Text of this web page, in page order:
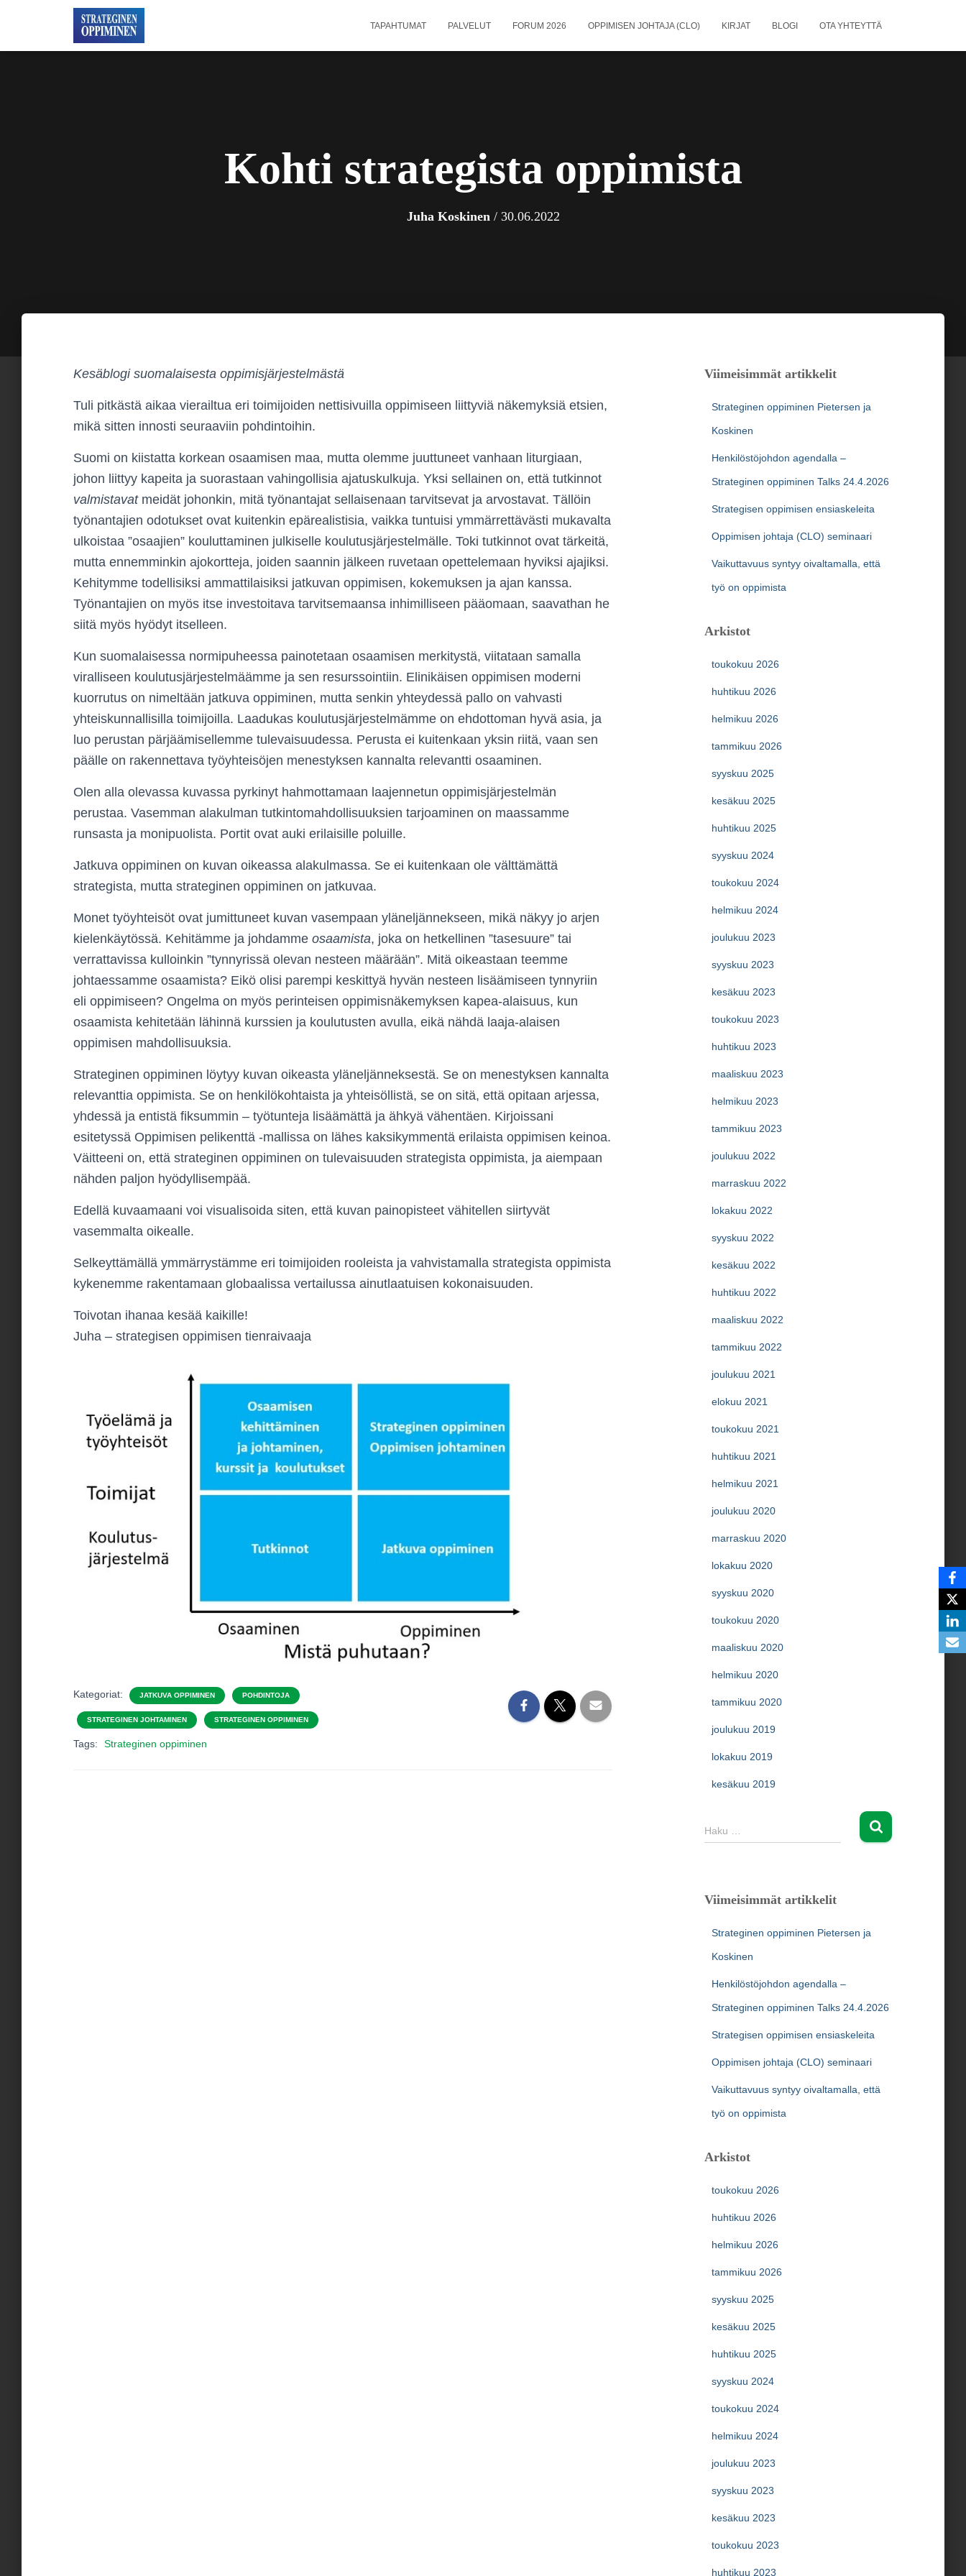
TAPAHTUMAT PALVELUT FORUM 2026 OPPIMISEN JOHTAJA (CLO) KIRJAT BLOGI OTA YHTEYTTÄ
Kohti strategista oppimista
Juha Koskinen/ 30.06.2022
Kesäblogi suomalaisesta oppimisjärjestelmästä
Tuli pitkästä aikaa vierailtua eri toimijoiden nettisivuilla oppimiseen liittyviä näkemyksiä etsien,
mikä sitten innosti seuraaviin pohdintoihin.
Suomi on kiistatta korkean osaamisen maa, mutta olemme juuttuneet vanhaan liturgiaan,
johon liittyy kapeita ja suorastaan vahingollisia ajatuskulkuja. Yksi sellainen on, että tutkinnot
valmistavatmeidät johonkin, mitä työnantajat sellaisenaan tarvitsevat ja arvostavat. Tällöin
työnantajien odotukset ovat kuitenkin epärealistisia, vaikka tuntuisi ymmärrettävästi mukavalta
ulkoistaa ”osaajien” kouluttaminen julkiselle koulutusjärjestelmälle. Toki tutkinnot ovat tärkeitä,
mutta ennemminkin ajokortteja, joiden saannin jälkeen ruvetaan opettelemaan hyviksi ajajiksi.
Kehitymme todellisiksi ammattilaisiksi jatkuvan oppimisen, kokemuksen ja ajan kanssa.
Työnantajien on myös itse investoitava tarvitsemaansa inhimilliseen pääomaan, saavathan he
siitä myös hyödyt itselleen.
Kun suomalaisessa normipuheessa painotetaan osaamisen merkitystä, viitataan samalla
viralliseen koulutusjärjestelmäämme ja sen resurssointiin. Elinikäisen oppimisen moderni
kuorrutus on nimeltään jatkuva oppiminen, mutta senkin yhteydessä pallo on vahvasti
yhteiskunnallisilla toimijoilla. Laadukas koulutusjärjestelmämme on ehdottoman hyvä asia, ja
luo perustan pärjäämisellemme tulevaisuudessa. Perusta ei kuitenkaan yksin riitä, vaan sen
päälle on rakennettava työyhteisöjen menestyksen kannalta relevantti osaaminen.
Olen alla olevassa kuvassa pyrkinyt hahmottamaan laajennetun oppimisjärjestelmän
perustaa. Vasemman alakulman tutkintomahdollisuuksien tarjoaminen on maassamme
runsasta ja monipuolista. Portit ovat auki erilaisille poluille.
Jatkuva oppiminen on kuvan oikeassa alakulmassa. Se ei kuitenkaan ole välttämättä
strategista, mutta strateginen oppiminen on jatkuvaa.
Monet työyhteisöt ovat jumittuneet kuvan vasempaan yläneljännekseen, mikä näkyy jo arjen
kielenkäytössä. Kehitämme ja johdamme osaamista, joka on hetkellinen ”tasesuure” tai
verrattavissa kulloinkin ”tynnyrissä olevan nesteen määrään”. Mitä oikeastaan teemme
johtaessamme osaamista? Eikö olisi parempi keskittyä hyvän nesteen lisäämiseen tynnyriin
eli oppimiseen? Ongelma on myös perinteisen oppimisnäkemyksen kapea-alaisuus, kun
osaamista kehitetään lähinnä kurssien ja koulutusten avulla, eikä nähdä laaja-alaisen
oppimisen mahdollisuuksia.
Strateginen oppiminen löytyy kuvan oikeasta yläneljänneksestä. Se on menestyksen kannalta
relevanttia oppimista. Se on henkilökohtaista ja yhteisöllistä, se on sitä, että opitaan arjessa,
yhdessä ja entistä fiksummin – työtunteja lisäämättä ja ähkyä vähentäen. Kirjoissani
esitetyssä Oppimisen pelikenttä -mallissa on lähes kaksikymmentä erilaista oppimisen keinoa.
Väitteeni on, että strateginen oppiminen on tulevaisuuden strategista oppimista, ja aiempaan
nähden paljon hyödyllisempää.
Edellä kuvaamaani voi visualisoida siten, että kuvan painopisteet vähitellen siirtyvät
vasemmalta oikealle.
Selkeyttämällä ymmärrystämme eri toimijoiden rooleista ja vahvistamalla strategista oppimista
kykenemme rakentamaan globaalissa vertailussa ainutlaatuisen kokonaisuuden.
Toivotan ihanaa kesää kaikille!
Juha – strategisen oppimisen tienraivaaja
Kategoriat: JATKUVA OPPIMINEN POHDINTOJA
STRATEGINEN JOHTAMINEN STRATEGINEN OPPIMINEN
Tags: Strateginen oppiminen
Viimeisimmät artikkelit
Strateginen oppiminen Pietersen ja
Koskinen
Henkilöstöjohdon agendalla –
Strateginen oppiminen Talks 24.4.2026
Strategisen oppimisen ensiaskeleita
Oppimisen johtaja (CLO) seminaari
Vaikuttavuus syntyy oivaltamalla, että
työ on oppimista
Arkistot
toukokuu 2026
huhtikuu 2026
helmikuu 2026
tammikuu 2026
syyskuu 2025
kesäkuu 2025
huhtikuu 2025
syyskuu 2024
toukokuu 2024
helmikuu 2024
joulukuu 2023
syyskuu 2023
kesäkuu 2023
toukokuu 2023
huhtikuu 2023
maaliskuu 2023
helmikuu 2023
tammikuu 2023
joulukuu 2022
marraskuu 2022
lokakuu 2022
syyskuu 2022
kesäkuu 2022
huhtikuu 2022
maaliskuu 2022
tammikuu 2022
joulukuu 2021
elokuu 2021
toukokuu 2021
huhtikuu 2021
helmikuu 2021
joulukuu 2020
marraskuu 2020
lokakuu 2020
syyskuu 2020
toukokuu 2020
maaliskuu 2020
helmikuu 2020
tammikuu 2020
joulukuu 2019
lokakuu 2019
kesäkuu 2019
H
a
Haku …
Viimeisimmät artikkelit
Strateginen oppiminen Pietersen ja
Koskinen
Henkilöstöjohdon agendalla –
Strateginen oppiminen Talks 24.4.2026
Strategisen oppimisen ensiaskeleita
Oppimisen johtaja (CLO) seminaari
Vaikuttavuus syntyy oivaltamalla, että
työ on oppimista
Arkistot
toukokuu 2026
huhtikuu 2026
helmikuu 2026
tammikuu 2026
syyskuu 2025
kesäkuu 2025
huhtikuu 2025
syyskuu 2024
toukokuu 2024
helmikuu 2024
joulukuu 2023
syyskuu 2023
kesäkuu 2023
toukokuu 2023
huhtikuu 2023